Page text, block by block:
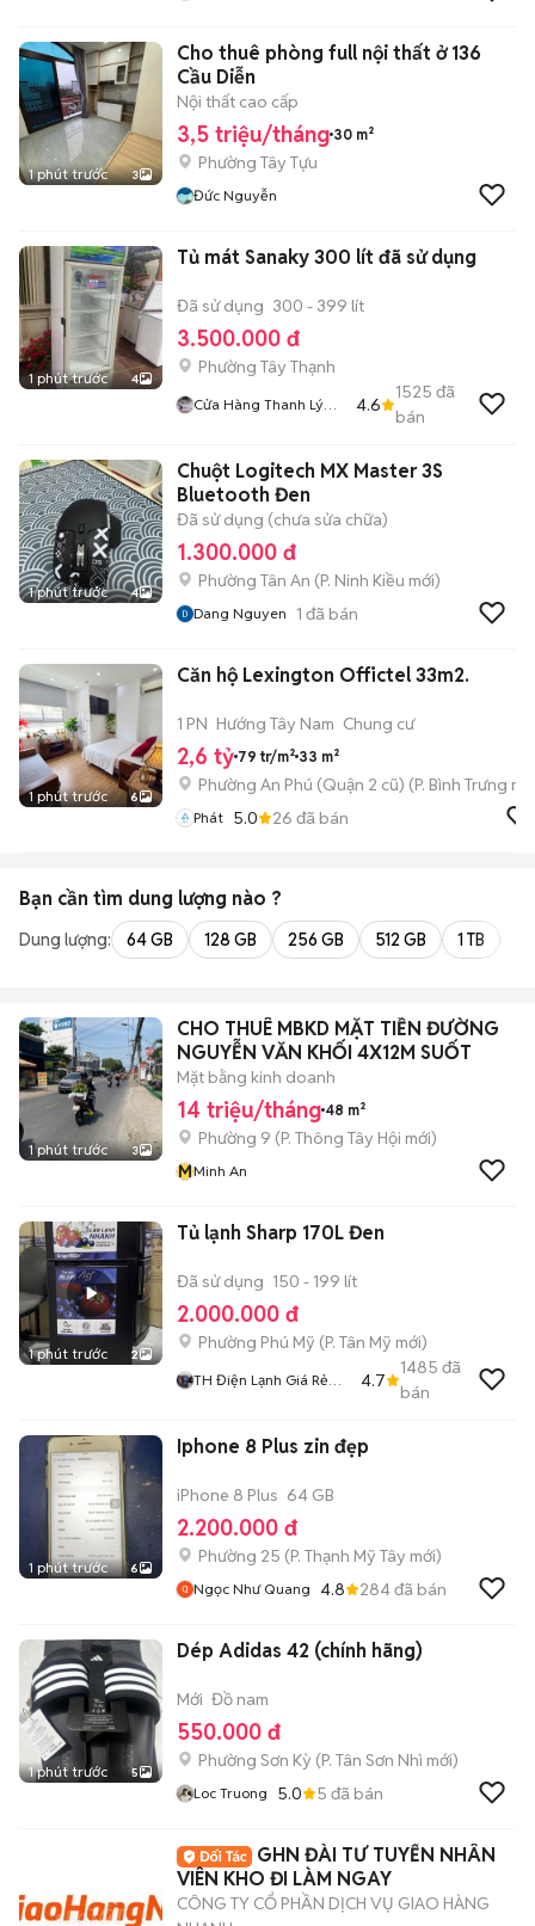
1 phút trước 3
Cho thuê phòng full nội thất ở 136
Cầu Diễn
Nội thất cao cấp
3,5 triệu/tháng 30 m²
Phường Tây Tựu
Đức Nguyễn
1 phút trước 4
Tủ mát Sanaky 300 lít đã sử dụng
Đã sử dụng 300 - 399 lít
3.500.000 đ
Phường Tây Thạnh
Cửa Hàng Thanh Lý
4.6
1525 đã
bán
1 phút trước 4
Chuột Logitech MX Master 3S
Bluetooth Đen
Đã sử dụng (chưa sửa chữa)
1.300.000 đ
Phường Tân An (P. Ninh Kiều mới)
Dang Nguyen 1 đã bán
1 phút trước 6
Căn hộ Lexington Offictel 33m2.
1 PN Hướng Tây Nam Chung cư
2,6 tỷ 79 tr/m² 33 m²
Phường An Phú (Quận 2 cũ) (P. Bình Trưng
Phát 5.0 26 đã bán
Bạn cần tìm dung lượng nào ?
Dung lượng: 64 GB 128 GB 256 GB 512 GB 1 TB
1 phút trước 3
CHO THUÊ MBKD MẶT TIỀN ĐƯỜNG
NGUYỄN VĂN KHỐI 4X12M SUỐT
Mặt bằng kinh doanh
14 triệu/tháng 48 m²
Phường 9 (P. Thông Tây Hội mới)
MMinh An
1 phút trước 2
Tủ lạnh Sharp 170L Đen
Đã sử dụng 150 - 199 lít
2.000.000 đ
Phường Phú Mỹ (P. Tân Mỹ mới)
TH Điện Lạnh Giá Rẻ
4.7
1485 đã
bán
1 phút trước 6
Iphone 8 Plus zin đẹp
iPhone 8 Plus 64 GB
2.200.000 đ
Phường 25 (P. Thạnh Mỹ Tây mới)
Ngọc Như Quang 4.8 284đã bán
1 phút trước 5
Dép Adidas 42 (chính hãng)
Mới Đồ nam
550.000 đ
Phường Sơn Kỳ (P. Tân Sơn Nhì mới)
Loc Truong 5.0 5 đã bán
GHN ĐÀI TƯ TUYỂN NHÂN
VIÊN KHO ĐI LÀM NGAY
CÔNG TY CỔ PHẦN DỊCH VỤ GIAO HÀNG